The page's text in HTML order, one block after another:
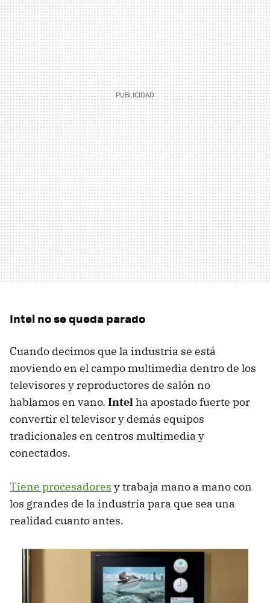
Intel no se queda parado
Cuando decimos que la industria se está
moviendo en el campo multimedia dentro de los
televisores y reproductores de salón no
hablamos en vano. Intelha apostado fuerte por
convertir el televisor y demás equipos
tradicionales en centros multimedia y
conectados.
Tiene procesadores y trabaja mano a mano con
los grandes de la industria para que sea una
realidad cuanto antes.